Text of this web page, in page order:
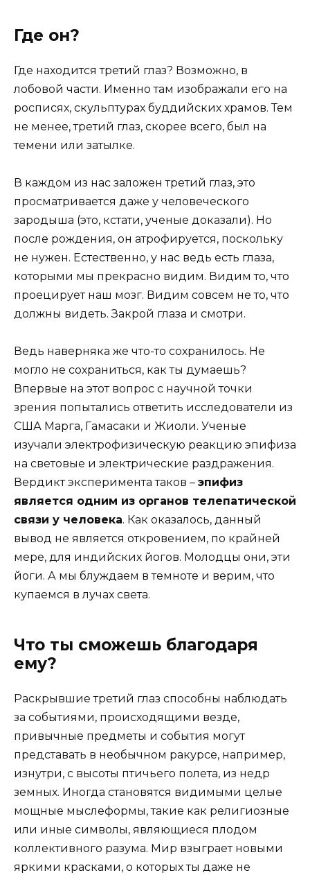
Где он?
Где находится третий глаз? Возможно, в
лобовой части. Именно там изображали его на
росписях, скульптурах буддийских храмов. Тем
не менее, третий глаз, скорее всего, был на
темени или затылке.
В каждом из нас заложен третий глаз, это
просматривается даже у человеческого
зародыша (это, кстати, ученые доказали). Но
после рождения, он атрофируется, поскольку
не нужен. Естественно, у нас ведь есть глаза,
которыми мы прекрасно видим. Видим то, что
проецирует наш мозг. Видим совсем не то, что
должны видеть. Закрой глаза и смотри.
Ведь наверняка же что-то сохранилось. Не
могло не сохраниться, как ты думаешь?
Впервые на этот вопрос с научной точки
зрения попытались ответить исследователи из
США Марга, Гамасаки и Жиоли. Ученые
изучали электрофизическую реакцию эпифиза
на световые и электрические раздражения.
Вердикт эксперимента таков – эпифиз
является одним из органов телепатической
связи у человека. Как оказалось, данный
вывод не является откровением, по крайней
мере, для индийских йогов. Молодцы они, эти
йоги. А мы блуждаем в темноте и верим, что
купаемся в лучах света.
Что ты сможешь благодаря
ему?
Раскрывшие третий глаз способны наблюдать
за событиями, происходящими везде,
привычные предметы и события могут
представать в необычном ракурсе, например,
изнутри, с высоты птичьего полета, из недр
земных. Иногда становятся видимыми целые
мощные мыслеформы, такие как религиозные
или иные символы, являющиеся плодом
коллективного разума. Мир взыграет новыми
яркими красками, о которых ты даже не